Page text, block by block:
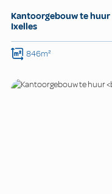
Kantoorgebouw te huur
Ixelles
846m²